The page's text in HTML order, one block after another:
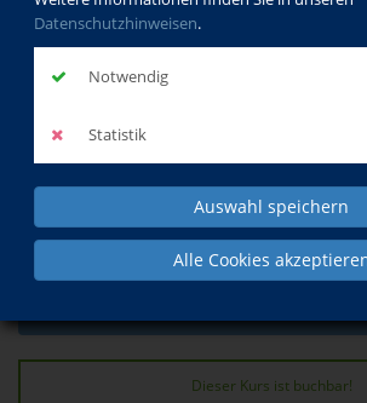
Datenschutzhinweisen.
Notwendig
Statistik
Auswahl speichern
Alle Cookies
vhs.wissen live: Wie
einfach kann ein
lebendes System
zurück
Dieser Kurs ist buchbar!